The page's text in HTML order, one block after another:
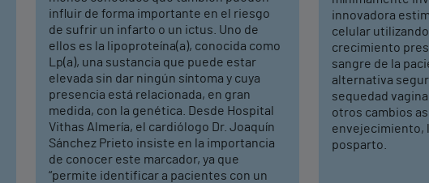
influir de forma importante en el riesgo
de sufrir un infarto o un ictus. Uno de
ellos es la lipoproteína(a), conocida como
Lp(a), una sustancia que puede estar
elevada sin dar ningún síntoma y cuya
presencia está relacionada, en gran
medida, con la genética. Desde Hospital
Vithas Almería, el cardiólogo Dr. Joaquín
Sánchez Prieto insiste en la importancia
de conocer este marcador, ya que
“permite identificar a pacientes con un
innovadora
celular
crecimiento
sangre de la
alternativa
sequedad
otros cambios
envejecimiento,
posparto.